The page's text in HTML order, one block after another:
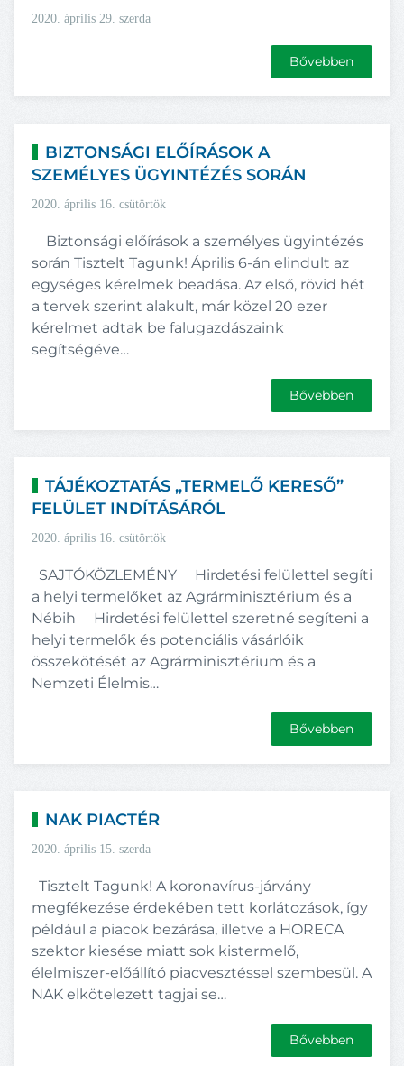
2020. április 29. szerda
Bővebben
BIZTONSÁGI ELŐÍRÁSOK A
SZEMÉLYES ÜGYINTÉZÉS SORÁN
2020. április 16. csütörtök
Biztonsági előírások a személyes ügyintézés
során Tisztelt Tagunk! Április 6-án elindult az
egységes kérelmek beadása. Az első, rövid hét
a tervek szerint alakult, már közel 20 ezer
kérelmet adtak be falugazdászaink
segítségéve…
Bővebben
TÁJÉKOZTATÁS „TERMELŐ KERESŐ”
FELÜLET INDÍTÁSÁRÓL
2020. április 16. csütörtök
SAJTÓKÖZLEMÉNY Hirdetési felülettel segíti
a helyi termelőket az Agrárminisztérium és a
Nébih Hirdetési felülettel szeretné segíteni a
helyi termelők és potenciális vásárlóik
összekötését az Agrárminisztérium és a
Nemzeti Élelmis…
Bővebben
NAK PIACTÉR
2020. április 15. szerda
Tisztelt Tagunk! A koronavírus-járvány
megfékezése érdekében tett korlátozások, így
például a piacok bezárása, illetve a HORECA
szektor kiesése miatt sok kistermelő,
élelmiszer-előállító piacvesztéssel szembesül. A
NAK elkötelezett tagjai se…
Bővebben